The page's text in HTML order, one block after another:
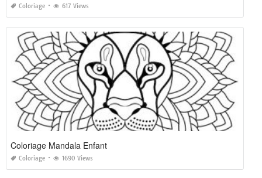
Coloriage 617 Views
Coloriage Mandala Enfant
Coloriage 1690 Views